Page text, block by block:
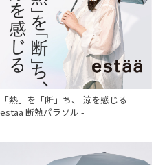
「熱」を「断」ち、 涼を感じる -
estaa 断熱パラソル -